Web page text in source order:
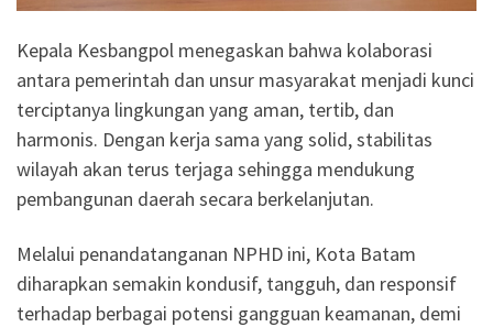
Kepala Kesbangpol menegaskan bahwa kolaborasi
antara pemerintah dan unsur masyarakat menjadi kunci
terciptanya lingkungan yang aman, tertib, dan
harmonis. Dengan kerja sama yang solid, stabilitas
wilayah akan terus terjaga sehingga mendukung
pembangunan daerah secara berkelanjutan.
Melalui penandatanganan NPHD ini, Kota Batam
diharapkan semakin kondusif, tangguh, dan responsif
terhadap berbagai potensi gangguan keamanan, demi